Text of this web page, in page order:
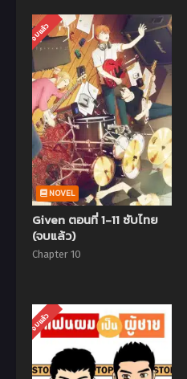
จบแล้ว
NOVEL
Given ตอนที่ 1-11 ซับไทย
(จบแล้ว)
Chapter 10
จบแล้ว